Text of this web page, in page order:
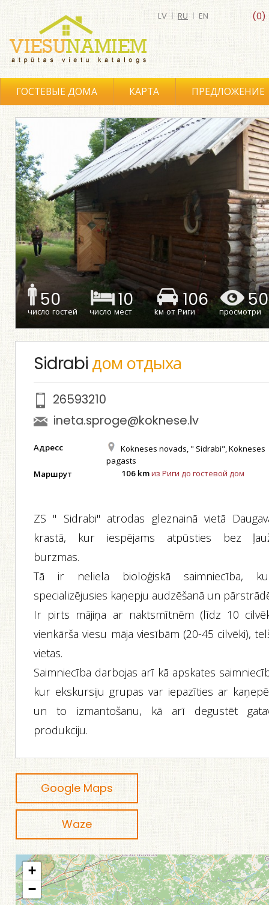
(0)
LV | RU | EN
ГОСТЕВЫЕ ДОМА КАРТА ПРЕДЛОЖЕНИЕ
50
число гостей
10
число мест
106
kм от Риги просмотри
Sidrabi дом отдыха
26593210
ineta.sproge@koknese.lv
Адресс
Kokneses novads, " Sidrabi", Kokneses
pagasts
Маршрут 106 kmиз Риги до гостевой дом
ZS " Sidrabi" atrodas gleznainā vietā
krastā, kur iespējams atpūsties bez
burzmas.
Tā ir neliela bioloģiskā saimniecība,
specializējusies kaņepju audzēšanā un
Ir pirts mājiņa ar naktsmītnēm (līdz 10
vienkārša viesu māja viesībām (20-45 cilvēki),
vietas.
Saimniecība darbojas arī kā apskates
kur ekskursiju grupas var iepazīties ar
un to izmantošanu, kā arī degustēt
produkciju.
Google Maps
Waze
+
−